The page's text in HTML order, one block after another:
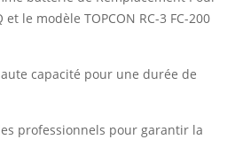
le modèle TOPCON RC-3 FC-200
capacité pour une durée de
professionnels pour garantir la